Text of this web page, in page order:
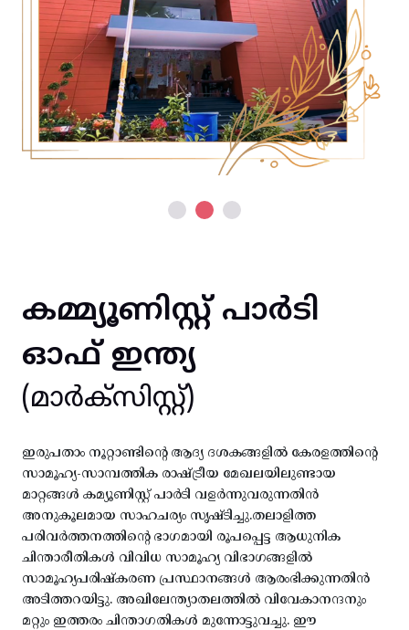
കമ്മ്യൂണിസ്റ്റ് പാർടി
ഓഫ് ഇന്ത്യ
(മാർക്സിസ്റ്റ്)
ഇരുപതാം നൂറ്റാണ്ടിന്റെ ആദ്യ ദശകങ്ങളിൽ കേരളത്തിന്റെ
സാമൂഹ്യ-സാമ്പത്തിക രാഷ്ട്രീയ മേഖലയിലുണ്ടായ
മാറ്റങ്ങൾ കമ്യൂണിസ്റ്റ് പാർടി വളർന്നുവരുന്നതിൻ
അനുകൂലമായ സാഹചര്യം സൃഷ്ടിച്ചു.തലാളിത്ത
പരിവർത്തനത്തിന്റെ ഭാഗമായി രൂപപ്പെട്ട ആധുനിക
ചിന്താരീതികൾ വിവിധ സാമൂഹ്യ വിഭാഗങ്ങളിൽ
സാമൂഹ്യപരിഷ്കരണ പ്രസ്ഥാനങ്ങൾ ആരംഭിക്കുന്നതിൻ
അടിത്തറയിട്ടു. അഖിലേന്ത്യാതലത്തിൽ വിവേകാനന്ദനും
മറ്റും ഇത്തരം ചിന്താഗതികൾ മുന്നോട്ടുവച്ചു. ഈ